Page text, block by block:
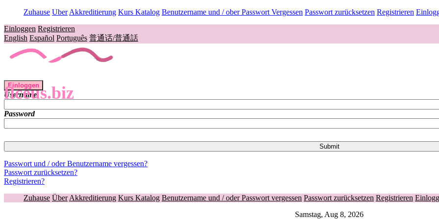
Zuhause Uber Akkreditierung Kurs Katalog Benutzername und / ober Passwort Vergessen Passwort zurücksetzen Registrieren
Einloggen Registrieren
English Español Português 普通话/普通話
flceus.biz
Einloggen
Username
Password
Passwort und / oder Benutzername vergessen?
Passwort zurücksetzen?
Registrieren?
Zuhause Über Akkreditierung Kurs Katalog Benutzername und / oder Passwort vergessen Passwort zurücksetzen Registrieren
Samstag, Aug 8, 2026